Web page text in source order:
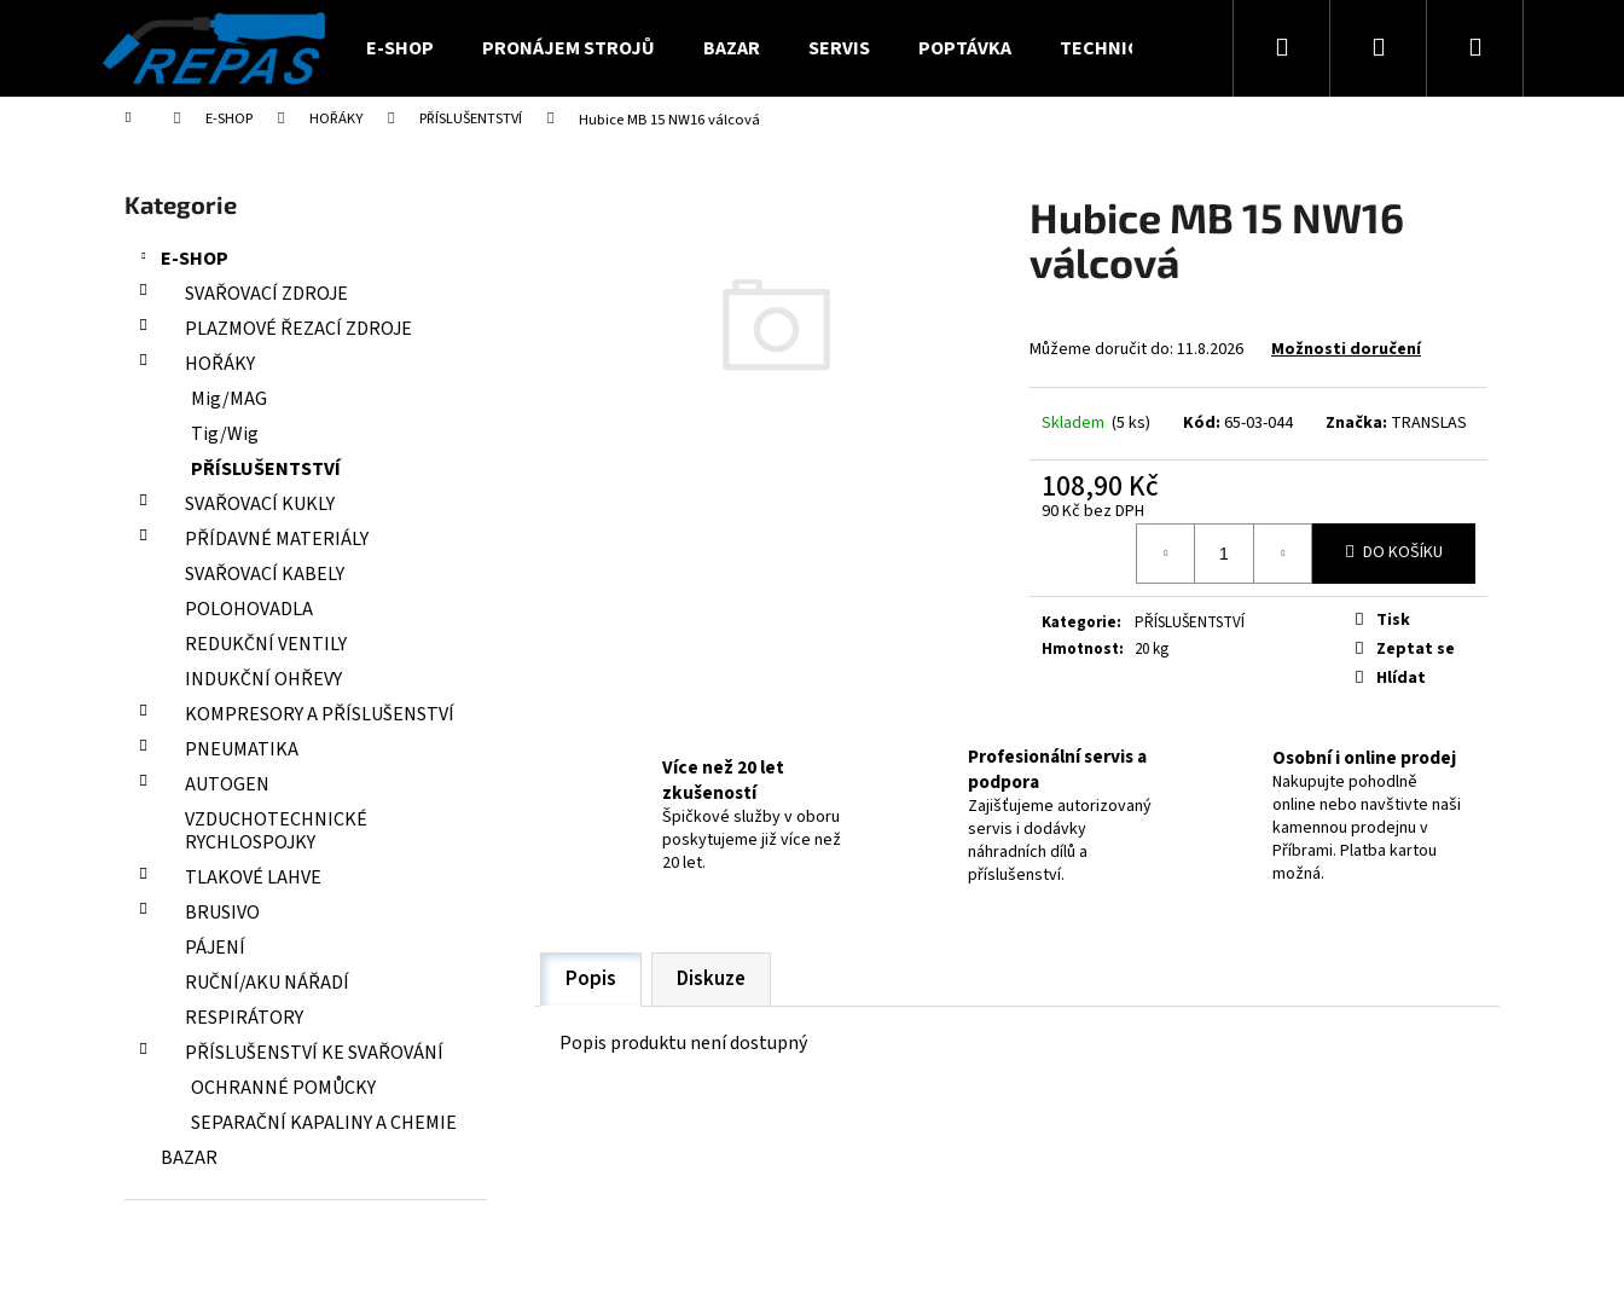
E-SHOP PRONÁJEM STROJŮ BAZAR SERVIS POPTÁVKA TECHNICKÉ PLYNY KONTAKTY
Hledat PřihlášeníNákupní
Domů E-SHOP HOŘÁKY PŘÍSLUŠENTSTVÍ Hubice MB 15 NW16 válcová
Přeskočit
kategorie
Kategorie
E-SHOP
SVAŘOVACÍ ZDROJE
PLAZMOVÉ ŘEZACÍ ZDROJE
HOŘÁKY
Mig/MAG
Tig/Wig
PŘÍSLUŠENTSTVÍ
SVAŘOVACÍ KUKLY
PŘÍDAVNÉ MATERIÁLY
SVAŘOVACÍ KABELY
POLOHOVADLA
REDUKČNÍ VENTILY
INDUKČNÍ OHŘEVY
KOMPRESORY A PŘÍSLUŠENSTVÍ
PNEUMATIKA
AUTOGEN
VZDUCHOTECHNICKÉ
RYCHLOSPOJKY
TLAKOVÉ LAHVE
BRUSIVO
PÁJENÍ
RUČNÍ/AKU NÁŘADÍ
RESPIRÁTORY
PŘÍSLUŠENSTVÍ KE SVAŘOVÁNÍ
OCHRANNÉ POMŮCKY
SEPARAČNÍ KAPALINY A CHEMIE
BAZAR
Hubice MB 15 NW16
válcová
Můžeme doručit do: 11.8.2026 Možnosti doručení
Skladem (5 ks) Kód: 65-03-044 Značka: TRANSLAS
108,90 Kč
90 Kč bez DPH
DO KOŠÍKU
Kategorie:
PŘÍSLUŠENTSTVÍ
Hmotnost: 20 kg
Tisk
Zeptat se
Hlídat
Více než 20 let
zkušeností
Špičkové služby v oboru
poskytujeme již více než
20 let.
Profesionální servis a
podpora
Zajišťujeme autorizovaný
servis i dodávky
náhradních dílů a
příslušenství.
Osobní i online prodej
Nakupujte pohodlně
online nebo navštivte naši
kamennou prodejnu v
Příbrami. Platba kartou
možná.
Popis Diskuze
Popis produktu není dostupný
í
Zpět
do
Zpět
do
Co potřebujete najít?
Doporučujeme
Následující
ELEKTRODY OK-67.70 PR.2,0 NEREZ
15,70 Kč
ELEKTRODY OK-92.58 PR.2,5/ OK NIFE-CL-A